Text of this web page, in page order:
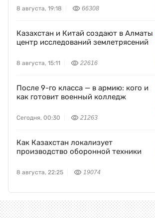
8 августа, 19:18 66308
Казахстан и Китай создают в Алматы
центр исследований землетрясений
8 августа, 15:11 22616
После 9-го класса — в армию: кого и
как готовит военный колледж
Сегодня, 00:30 21263
Как Казахстан локализует
производство оборонной техники
8 августа, 22:25 19074